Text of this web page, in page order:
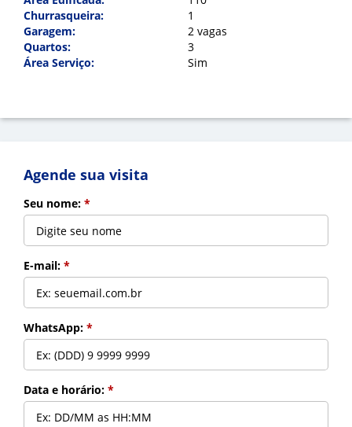
Churrasqueira:
1
Garagem:
2 vagas
Quartos:
3
Área Serviço:
Sim
Agende sua visita
Seu nome: *
E-mail: *
WhatsApp: *
Data e horário: *
Mensagem:*
Cadastrar